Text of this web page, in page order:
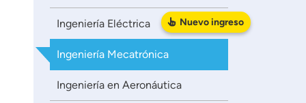
Ingeniería Eléctrica
Ingeniería Mecatrónica
Ingeniería en Aeronáutica
Nuevoingreso